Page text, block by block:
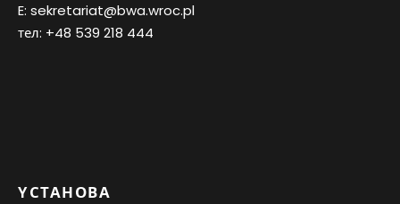
E: sekretariat@bwa.wroc.pl
тел: +48 539 218 444
YСТАНОВА